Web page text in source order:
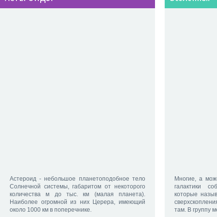
Астероид - небольшое планетоподобное тело
Солнечной системы, габаритом от некоторого
количества м до тыс. км (малая планета).
Наиболее огромной из них Церера, имеющий
около 1000 км в поперечнике.
Многие, а
галактики
которые
там. В группу